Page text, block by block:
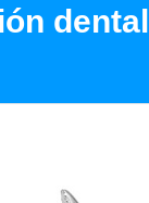
dental